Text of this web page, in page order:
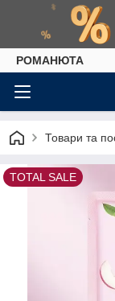
РОМАНЮТА
Товари та
TOTAL SALE